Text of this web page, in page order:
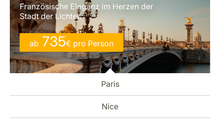
Französische Eleganz im Herzen der
Stadt der Lichter.
ab 735€ pro Person
Paris
Nice